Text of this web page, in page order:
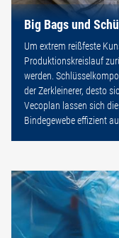
Big Bags und
Um extrem reißfeste
Produktionskreislauf
werden.
der Zerkleinerer, desto
Vecoplan lassen sich
Bindegewebe effizient